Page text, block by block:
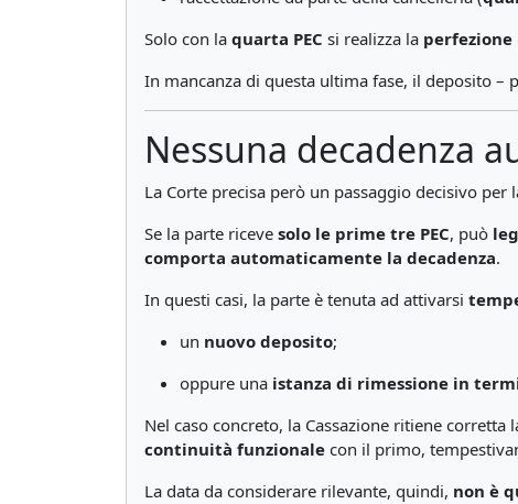
Solo con la quarta PEC si realizza la
In mancanza di questa ultima fase, il deposito –
Nessuna decadenza
La Corte precisa però un passaggio decisivo
Se la parte riceve solo le prime tre PEC, può
comporta automaticamente la decadenza.
In questi casi, la parte è tenuta ad attivarsi
un nuovo deposito;
oppure una istanza di rimessione in
Nel caso concreto, la Cassazione ritiene
continuità funzionale con il primo,
La data da considerare rilevante, quindi, non è